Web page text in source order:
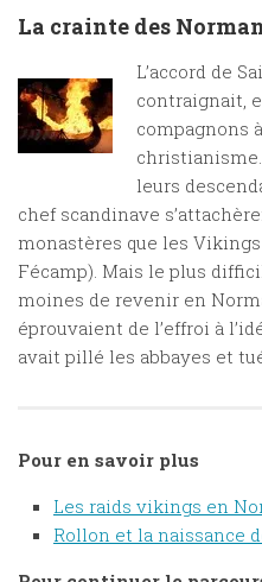
La crainte des
L’accord de
contraignait,
compagnons
leurs
chef scandinave
monastères que les
Fécamp). Mais le plus
moines de revenir en
éprouvaient de l’effroi à
avait pillé les abbayes et
Pour en savoir plus
Les raids vikings en
Rollon et la naissance